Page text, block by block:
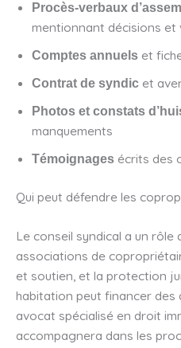
Procès-verbaux
mentionnant décisions et
Comptes annuels et
Contrat de syndic et
Photos et constats
manquements
Témoignages écrits des
Qui peut défendre les
Le conseil syndical a un rôle
associations de
et soutien, et la protection
habitation peut financer des
avocat spécialisé en droit
accompagnera dans les